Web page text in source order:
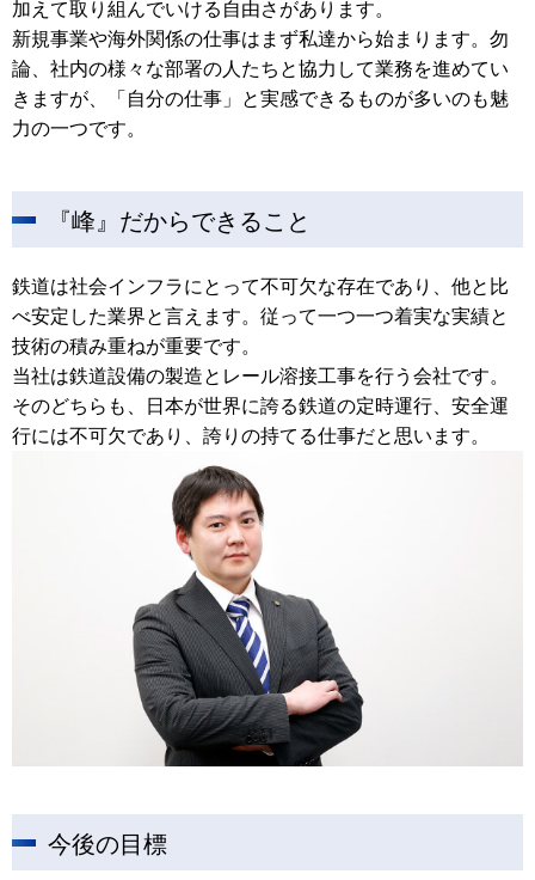
加えて取り組んでいける自由さがあります。
新規事業や海外関係の仕事はまず私達から始まります。勿
論、社内の様々な部署の人たちと協力して業務を進めてい
きますが、「自分の仕事」と実感できるものが多いのも魅
力の一つです。
『峰』だからできること
鉄道は社会インフラにとって不可欠な存在であり、他と比
べ安定した業界と言えます。従って一つ一つ着実な実績と
技術の積み重ねが重要です。
当社は鉄道設備の製造とレール溶接工事を行う会社です。
そのどちらも、日本が世界に誇る鉄道の定時運行、安全運
行には不可欠であり、誇りの持てる仕事だと思います。
今後の目標